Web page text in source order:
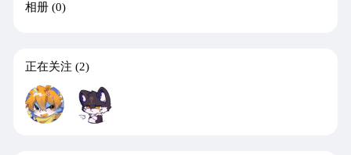
相册 (0)
正在关注 (2)